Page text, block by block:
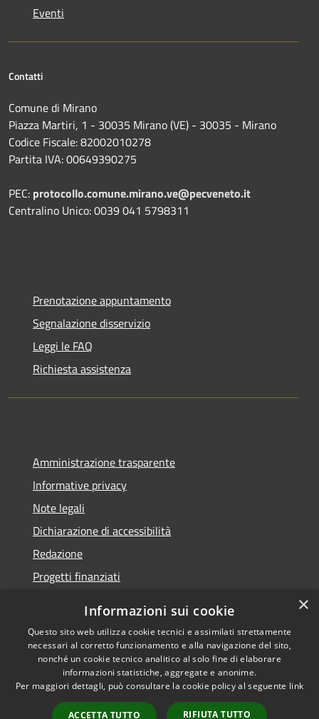
Eventi
Contatti
Comune di Mirano
Piazza Martiri, 1 - 30035 Mirano (VE) - 30035 - Mirano
Codice Fiscale: 82002010278
Partita IVA: 00649390275
PEC: protocollo.comune.mirano.ve@pecveneto.it
Centralino Unico: 0039 041 5798311
Prenotazione appuntamento
Segnalazione disservizio
Leggi le FAQ
Richiesta assistenza
Amministrazione trasparente
Informative privacy
Note legali
Dichiarazione di accessibilità
Redazione
Progetti finanziati
RSS
Accessibilità
Privacy
Dichiarazione di
accessibilità• Copyright ©
2021 • Comune di Mirano
• Powered by
×
Informazioni sui cookie
Questo sito web utilizza cookie tecnici e assimilati strettamente
necessari al corretto funzionamento e alla navigazione del sito,
nonché un cookie tecnico analitico al solo fine di elaborare
informazioni statistiche, aggregate e anonime.
Per maggiori dettagli, può consultare la cookie policy al seguente link
ACCETTA TUTTO RIFIUTA TUTTO